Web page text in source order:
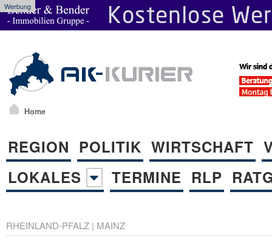
Werbung
Home
REGION POLITIK WIRTSCHAFT
LOKALES
TERMINE RLP
RHEINLAND-PFALZ | MAINZ